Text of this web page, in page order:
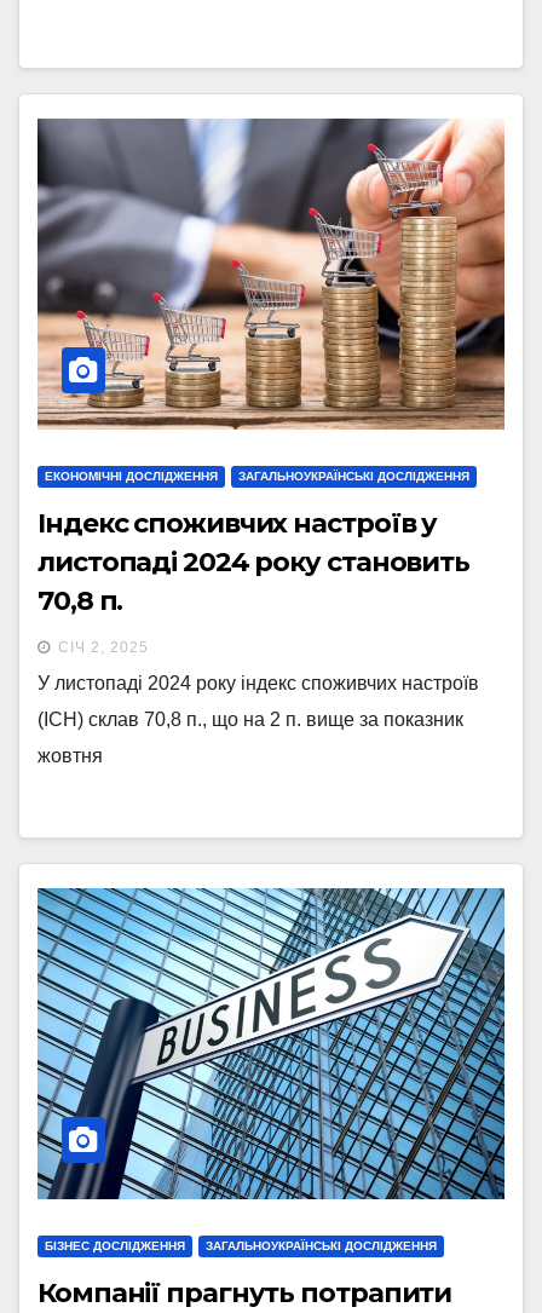
ЕКОНОМІЧНІ ДОСЛІДЖЕННЯ ЗАГАЛЬНОУКРАЇНСЬКІ ДОСЛІДЖЕННЯ
Індекс споживчих настроїв у
листопаді 2024 року становить
70,8 п.
СІЧ 2, 2025
У листопаді 2024 року індекс споживчих настроїв
(ІСН) склав 70,8 п., що на 2 п. вище за показник
жовтня
БІЗНЕС ДОСЛІДЖЕННЯ ЗАГАЛЬНОУКРАЇНСЬКІ ДОСЛІДЖЕННЯ
Компанії прагнуть потрапити